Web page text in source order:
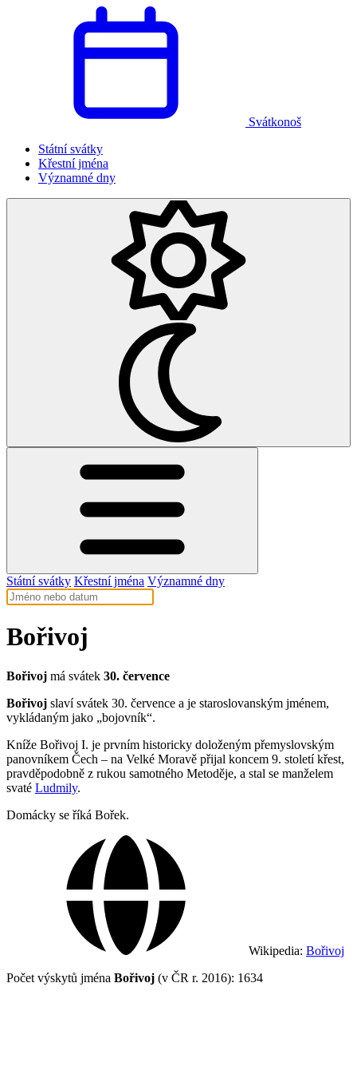
Svátkonoš
Státní svátky
Křestní jména
Významné dny
Státní svátky Křestní jména Významné dny
Bořivoj
Bořivoj má svátek 30. července
Bořivoj slaví svátek 30. července a je staroslovanským jménem,
vykládaným jako „bojovník“.
Kníže Bořivoj I. je prvním historicky doloženým přemyslovským
panovníkem Čech – na Velké Moravě přijal koncem 9. století křest,
pravděpodobně z rukou samotného Metoděje, a stal se manželem
svaté Ludmily.
Domácky se říká Bořek.
Wikipedia: Bořivoj
Počet výskytů jména Bořivoj (v ČR r. 2016): 1634